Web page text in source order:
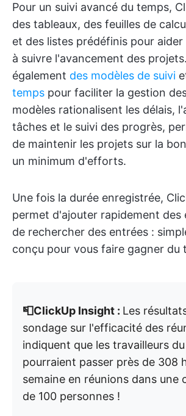
Pour un suivi avancé du temps,
des tableaux, des feuilles de
et des listes prédéfinis pour
à suivre l'avancement des
également des modèles de suivi
temps pour faciliter la gestion
modèles rationalisent les délais,
tâches et le suivi des progrès,
de maintenir les projets sur la
un minimum d'efforts.
Une fois la durée enregistrée,
permet d'ajouter rapidement des
de rechercher des entrées :
conçu pour vous faire gagner du
📮ClickUp Insight : Les
sondage sur l'efficacité des
indiquent que les travailleurs
pourraient passer près de 308
semaine en réunions dans une
de 100 personnes !